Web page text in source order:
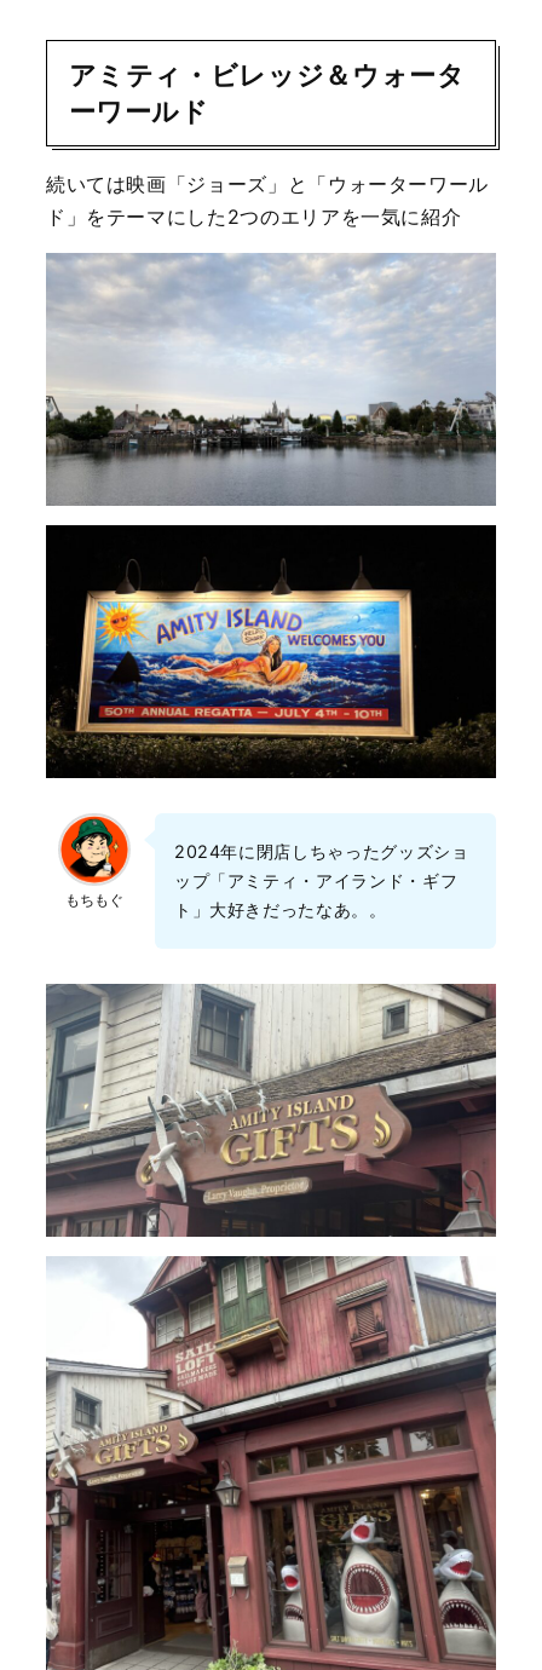
アミティ・ビレッジ＆ウォータ
ーワールド
続いては映画「ジョーズ」と「ウォーターワール
ド」をテーマにした2つのエリアを一気に紹介
もちもぐ
2024年に閉店しちゃったグッズショ
ップ「アミティ・アイランド・ギフ
ト」大好きだったなあ。。